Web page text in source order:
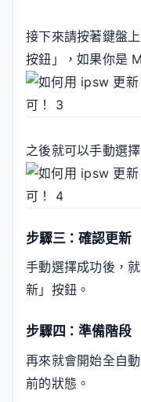
接下來請按著鍵盤
按鈕」，如果你是
之後就可以手動選
步驟三：確認更新
手動選擇成功後，
新」按鈕。
步驟四：準備階段
再來就會開始全自
前的狀態。